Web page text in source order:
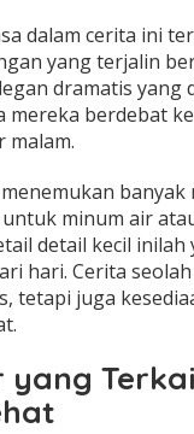
dalam cerita ini
yang terjalin
dramatis yang
mereka berdebat
malam.
minum air
detail kecil
hari. Cerita
tetapi juga